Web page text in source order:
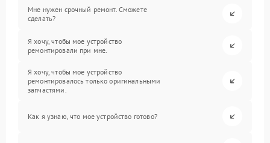
Мне нужен срочный ремонт. Сможете
сделать?
Я хочу, чтобы мое устройство
ремонтировали при мне.
Я хочу, чтобы мое устройство
ремонтировалось только оригинальными
запчастями.
Как я узнаю, что мое устройство готово?